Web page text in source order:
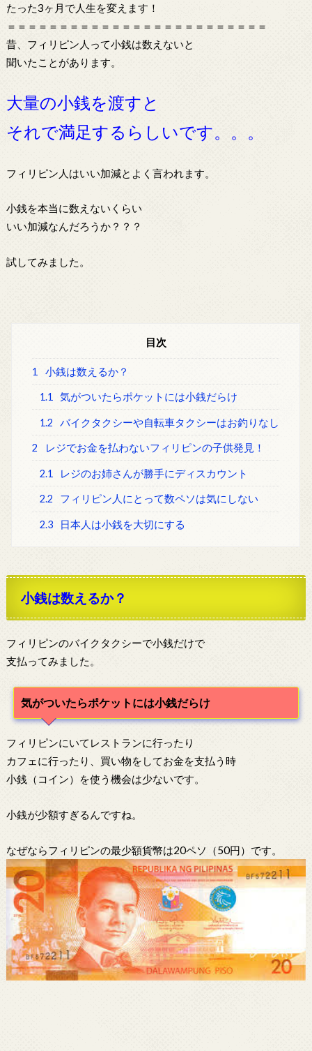
たった3ヶ月で人生を変えます！
＝＝＝＝＝＝＝＝＝＝＝＝＝＝＝＝＝＝＝＝＝＝＝＝＝
昔、フィリピン人って小銭は数えないと
聞いたことがあります。
大量の小銭を渡すと
それで満足するらしいです。。。
フィリピン人はいい加減とよく言われます。
小銭を本当に数えないくらい
いい加減なんだろうか？？？
試してみました。
目次
1 小銭は数えるか？
1.1 気がついたらポケットには小銭だらけ
1.2 バイクタクシーや自転車タクシーはお釣りなし
2 レジでお金を払わないフィリピンの子供発見！
2.1 レジのお姉さんが勝手にディスカウント
2.2 フィリピン人にとって数ペソは気にしない
2.3 日本人は小銭を大切にする
小銭は数えるか？
フィリピンのバイクタクシーで小銭だけで
支払ってみました。
気がついたらポケットには小銭だらけ
フィリピンにいてレストランに行ったり
カフェに行ったり、買い物をしてお金を支払う時
小銭（コイン）を使う機会は少ないです。
小銭が少額すぎるんですね。
なぜならフィリピンの最少額貨幣は20ペソ（50円）です。